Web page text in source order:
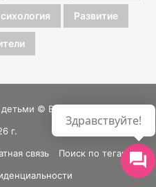
Развитие
© Все права защищены
г.
связь
Поиск по тегам
Здравствуйте!